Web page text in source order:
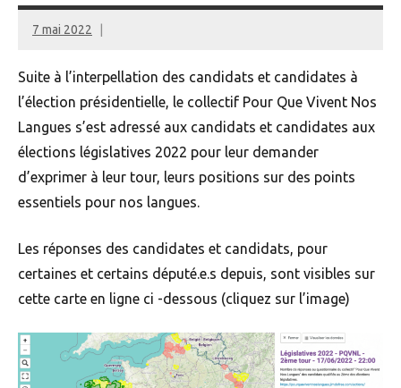
7 mai 2022
Administrateur
Suite à l’interpellation des candidats et candidates à
l’élection présidentielle, le collectif Pour Que Vivent Nos
Langues s’est adressé aux candidats et candidates aux
élections législatives 2022 pour leur demander
d’exprimer à leur tour, leurs positions sur des points
essentiels pour nos langues.
Les réponses des candidates et candidats, pour
certaines et certains député.e.s depuis, sont visibles sur
cette carte en ligne ci -dessous (cliquez sur l’image)